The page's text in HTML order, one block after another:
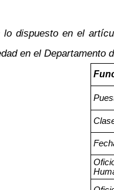
lo dispuesto en el
en el Departamento